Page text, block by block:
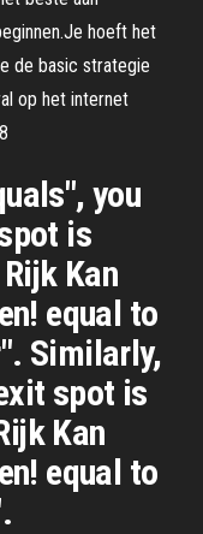
hoeft het
de basic strategie
op het internet
you
is
Kan
equal to
Similarly,
spot is
Kan
equal to